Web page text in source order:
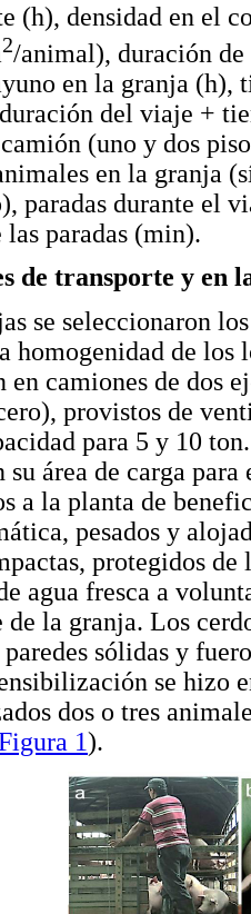
(h), densidad en el
2/animal), duración
en la granja (h),
del viaje +
(uno y dos
en la granja
paradas durante el
paradas (min).
de transporte y en
se seleccionaron
homogenidad de los
camiones de dos
provistos de
para 5 y 10
su área de carga
a la planta de
pesados y
protegidos
agua fresca a
la granja. Los
sólidas y
se hizo
dos o tres
1).